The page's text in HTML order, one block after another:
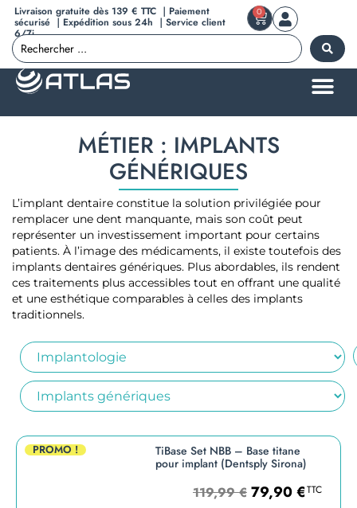
Livraison gratuite dès 139 € TTC ｜Paiement
sécurisé ｜Expédition sous 24h ｜Service client
6/7j
0
MÉTIER : IMPLANTS
GÉNÉRIQUES
L’implant dentaire constitue la solution privilégiée pour
remplacer une dent manquante, mais son coût peut
représenter un investissement important pour certains
patients. À l’image des médicaments, il existe toutefois des
implants dentaires génériques. Plus abordables, ils rendent
ces traitements plus accessibles tout en offrant une qualité
et une esthétique comparables à celles des implants
traditionnels.
PROMO !
TiBase Set NBB – Base titane
pour implant (Dentsply Sirona)
119,99€ 79,90€TTC